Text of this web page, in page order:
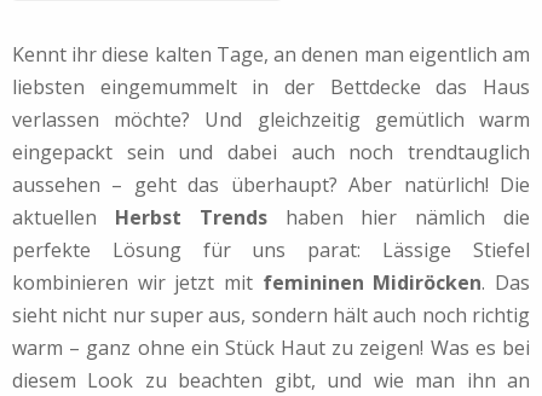
Kennt ihr diese kalten Tage, an denen man eigentlich am
liebsten eingemummelt in der Bettdecke das Haus
verlassen möchte? Und gleichzeitig gemütlich warm
eingepackt sein und dabei auch noch trendtauglich
aussehen – geht das überhaupt? Aber natürlich! Die
aktuellen Herbst Trendshaben hier nämlich die
perfekte Lösung für uns parat: Lässige Stiefel
kombinieren wir jetzt mit femininen Midiröcken. Das
sieht nicht nur super aus, sondern hält auch noch richtig
warm – ganz ohne ein Stück Haut zu zeigen! Was es bei
diesem Look zu beachten gibt, und wie man ihn an